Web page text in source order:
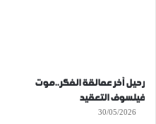
رحيل آخر عمالقة الفكر..موت
فيلسوف التعقيد
30/05/2026